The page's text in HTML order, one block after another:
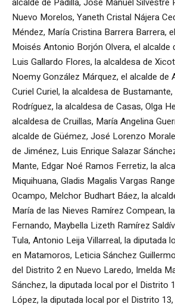
Nuevo Morelos, Yaneth Cristal Nájera
Méndez, María Cristina Barrera Barrera,
Moisés Antonio Borjón Olvera, el alcalde
Luis Gallardo Flores, la alcaldesa de
Noemy González Márquez, el alcalde de
Curiel Curiel, la alcaldesa de
Rodríguez, la alcaldesa de Casas, Olga
alcaldesa de Cruillas, María Angelina
alcalde de Güémez, José Lorenzo
de Jiménez, Luis Enrique Salazar
Mante, Edgar Noé Ramos Ferretiz, la
Miquihuana, Gladis Magalis Vargas
Ocampo, Melchor Budhart Báez, la
María de las Nieves Ramírez Compean,
Fernando, Maybella Lizeth Ramírez
Tula, Antonio Leija Villarreal, la diputada
en Matamoros, Leticia Sánchez
del Distrito 2 en Nuevo Laredo, Imelda
Sánchez, la diputada local por el Distrito
López, la diputada local por el Distrito